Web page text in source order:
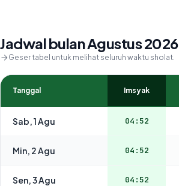
Jadwal bulan Agustus 2026
Geser tabel untuk melihat seluruh waktu sholat.
Tanggal Imsyak
Sab, 1 Agu 04:52
Min, 2 Agu 04:52
Sen, 3 Agu 04:52